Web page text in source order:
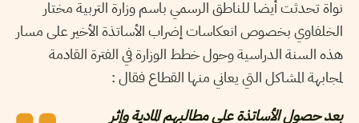
نواة تحدثت أيضا للناطق الرسمي باسم وزارة التربية مختار
الخلفاوي بخصوص انعكاسات إضراب الأساتذة الأخير على مسار
هذه السنة الدراسية وحول خطط الوزارة في الفترة القادمة
لمجابهة المشاكل التي يعاني منها القطاع فقال :
بعد حصول الأساتذة على مطالبهم المادية وإثر